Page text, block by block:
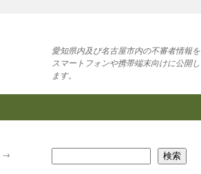
愛知県内及び名古屋市内の不審者情報を
スマートフォンや携帯端末向けに公開し
ます。
→ 検索